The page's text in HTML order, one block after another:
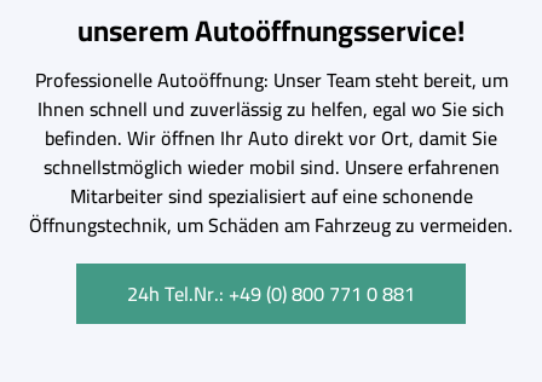
unserem Autoöffnungsservice!
Professionelle Autoöffnung: Unser Team steht bereit, um
Ihnen schnell und zuverlässig zu helfen, egal wo Sie sich
befinden. Wir öffnen Ihr Auto direkt vor Ort, damit Sie
schnellstmöglich wieder mobil sind. Unsere erfahrenen
Mitarbeiter sind spezialisiert auf eine schonende
Öffnungstechnik, um Schäden am Fahrzeug zu vermeiden.
24h Tel.Nr.: +49 (0) 800 771 0 881